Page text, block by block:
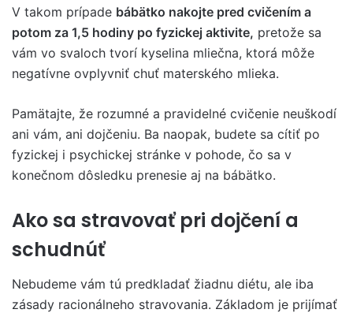
V takom prípade bábätko nakojte pred cvičením a
potom za 1,5 hodiny po fyzickej aktivite, pretože sa
vám vo svaloch tvorí kyselina mliečna, ktorá môže
negatívne ovplyvniť chuť materského mlieka.
Pamätajte, že rozumné a pravidelné cvičenie neuškodí
ani vám, ani dojčeniu. Ba naopak, budete sa cítiť po
fyzickej i psychickej stránke v pohode, čo sa v
konečnom dôsledku prenesie aj na bábätko.
Ako sa stravovať pri dojčení a
schudnúť
Nebudeme vám tú predkladať žiadnu diétu, ale iba
zásady racionálneho stravovania. Základom je prijímať